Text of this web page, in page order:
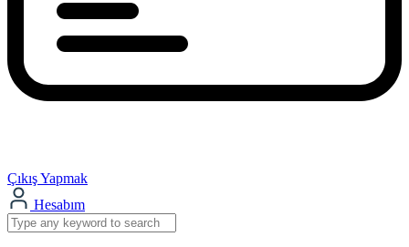
Çıkış Yapmak
Hesabım